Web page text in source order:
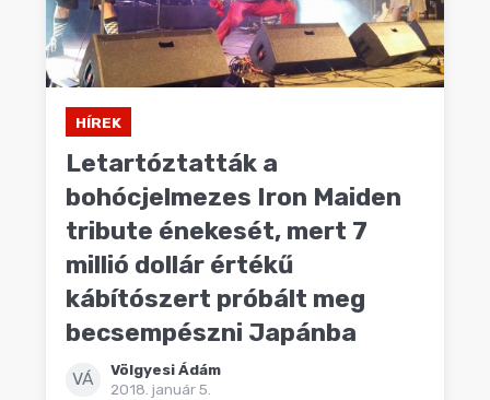
HÍREK
Letartóztatták a
bohócjelmezes Iron Maiden
tribute énekesét, mert 7
millió dollár értékű
kábítószert próbált meg
becsempészni Japánba
VÁ
Völgyesi Ádám
2018. január 5.